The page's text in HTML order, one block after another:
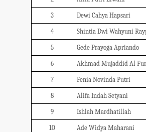
3 Dewi Cahya Hapsari
4 Shintia Dwi Wahyuni
5 Gede Prayoga Apriando
6 Akhmad Mujaddid Al
7 Fenia Novinda Putri
8 Alifa Indah Setyani
9 Ishlah Mardhatillah
10 Ade Widya Maharani